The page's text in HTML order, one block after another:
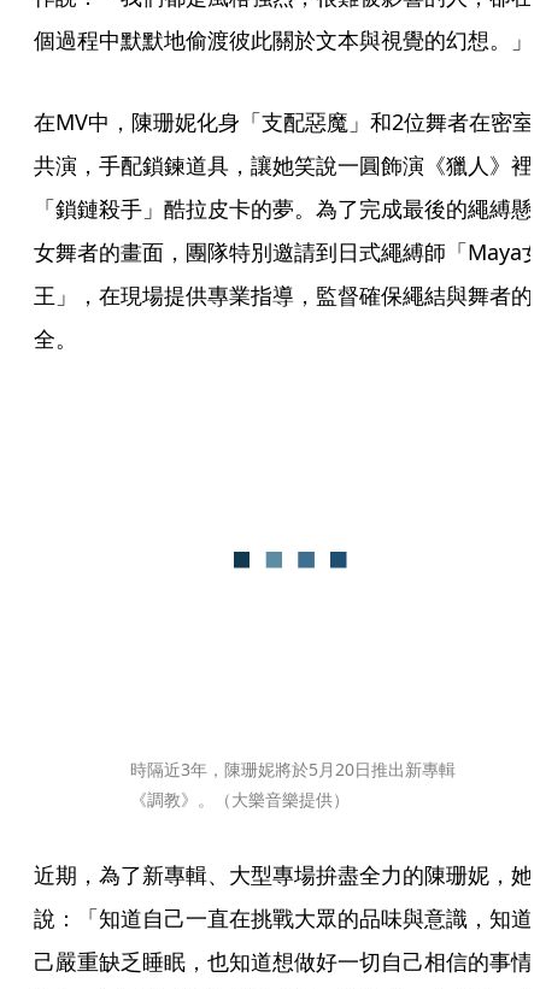
個過程中默默地偷渡彼此關於文本與視覺的幻想。」
在MV中，陳珊妮化身「支配惡魔」和2位舞者在密室
共演，手配鎖鍊道具，讓她笑說一圓飾演《獵人》裡
「鎖鏈殺手」酷拉皮卡的夢。為了完成最後的繩縛懸
女舞者的畫面，團隊特別邀請到日式繩縛師「Maya
王」，在現場提供專業指導，監督確保繩結與舞者的
全。
時隔近3年，陳珊妮將於5月20日推出新專輯
《調教》。（大樂音樂提供）
近期，為了新專輯、大型專場拚盡全力的陳珊妮，她
說：「知道自己一直在挑戰大眾的品味與意識，知道
己嚴重缺乏睡眠，也知道想做好一切自己相信的事情